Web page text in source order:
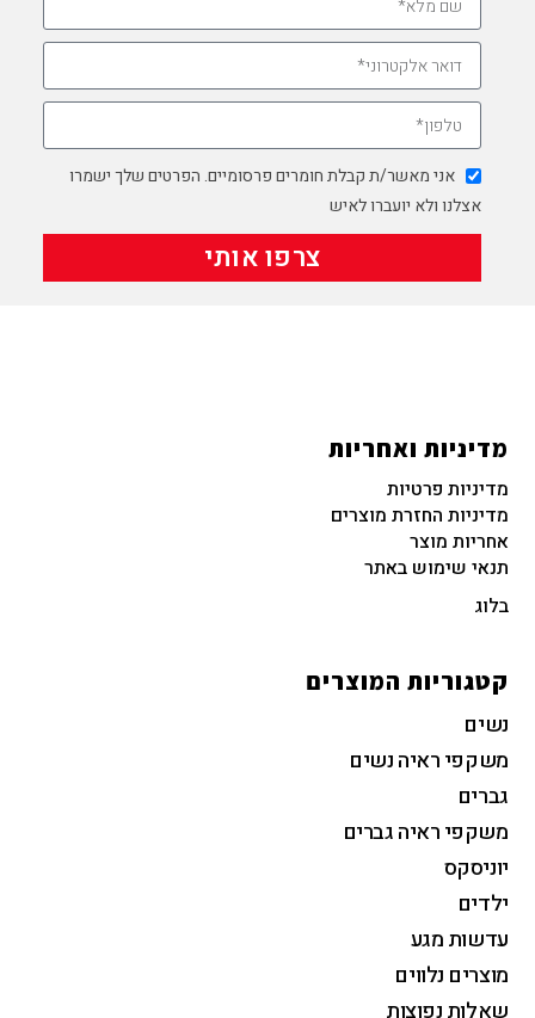
אני מאשר/ת קבלת חומרים פרסומיים. הפרטים שלך ישמרו
אצלנו ולא יועברו לאיש
צרפו אותי
מדיניות ואחריות
מדיניות פרטיות
מדיניות החזרת מוצרים
אחריות מוצר
תנאי שימוש באתר
בלוג
קטגוריות המוצרים
נשים
משקפי ראיה נשים
גברים
משקפי ראיה גברים
יוניסקס
ילדים
עדשות מגע
מוצרים נלווים
שאלות נפוצות